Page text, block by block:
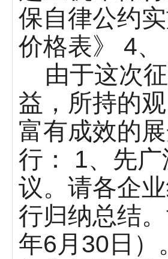
保自律公约
价格表》 4
由于这次征
益，所持的
富有成效的
行： 1、先
议。请各企
行归纳总结
年6月30日）